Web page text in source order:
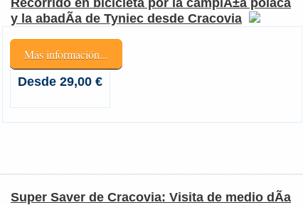
Recorrido en bicicleta por la campiÃ±a polaca
y la abadÃ­a de Tyniec desde Cracovia
Más información...
Desde 29,00 €
Super Saver de Cracovia: Visita de medio dÃ­a